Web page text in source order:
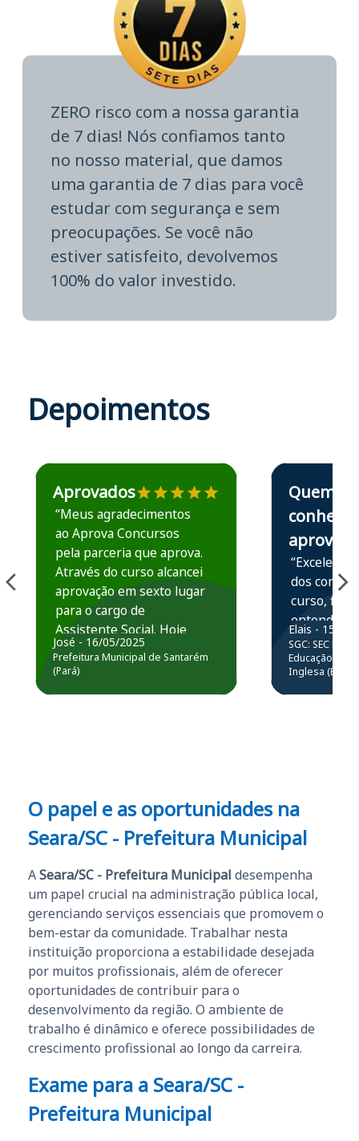
ZERO risco com a nossa garantia
de 7 dias! Nós confiamos tanto
no nosso material, que damos
uma garantia de 7 dias para você
estudar com segurança e sem
preocupações. Se você não
estiver satisfeito, devolvemos
100% do valor investido.
Depoimentos
Estudante José recomenda o Aprova Concursos em
Aprovados
“Meus agradecimentos
ao Aprova Concursos
pela parceria que aprova.
Através do curso alcancei
aprovação em sexto lugar
para o cargo de
Assistente Social. Hoje
estou atuando na
Prefeitura de Santarém.
José - 16/05/2025
Prefeitura Municipal de Santarém
(Pará)
Estudante Elais
Quem
conhece,
aprova
“Excelente
dos
curso,
entender e
prática
resolução
questões.”
Elais - 15/07/
SGC: SEC BA
Educação
Inglesa (Edital
O papel e as oportunidades na
Seara/SC - Prefeitura Municipal
ASeara/SC - Prefeitura Municipal desempenha
um papel crucial na administração pública local,
gerenciando serviços essenciais que promovem o
bem-estar da comunidade. Trabalhar nesta
instituição proporciona a estabilidade desejada
por muitos profissionais, além de oferecer
oportunidades de contribuir para o
desenvolvimento da região. O ambiente de
trabalho é dinâmico e oferece possibilidades de
crescimento profissional ao longo da carreira.
Exame para a Seara/SC -
Prefeitura Municipal